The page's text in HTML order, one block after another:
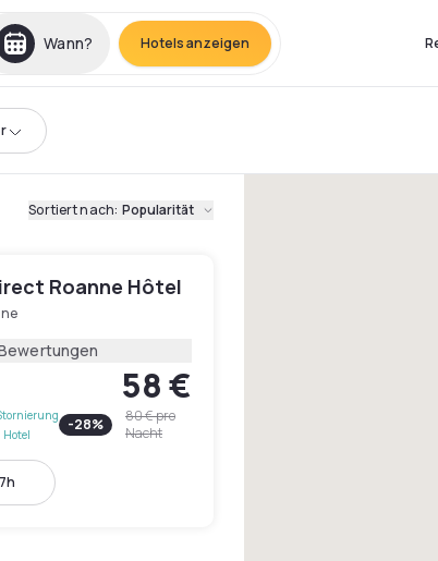
Wann? Hotels anzeigen
Sortiert nach: Popularität
Roanne Hôtel
58 €
-28% 80 €pro
Nacht